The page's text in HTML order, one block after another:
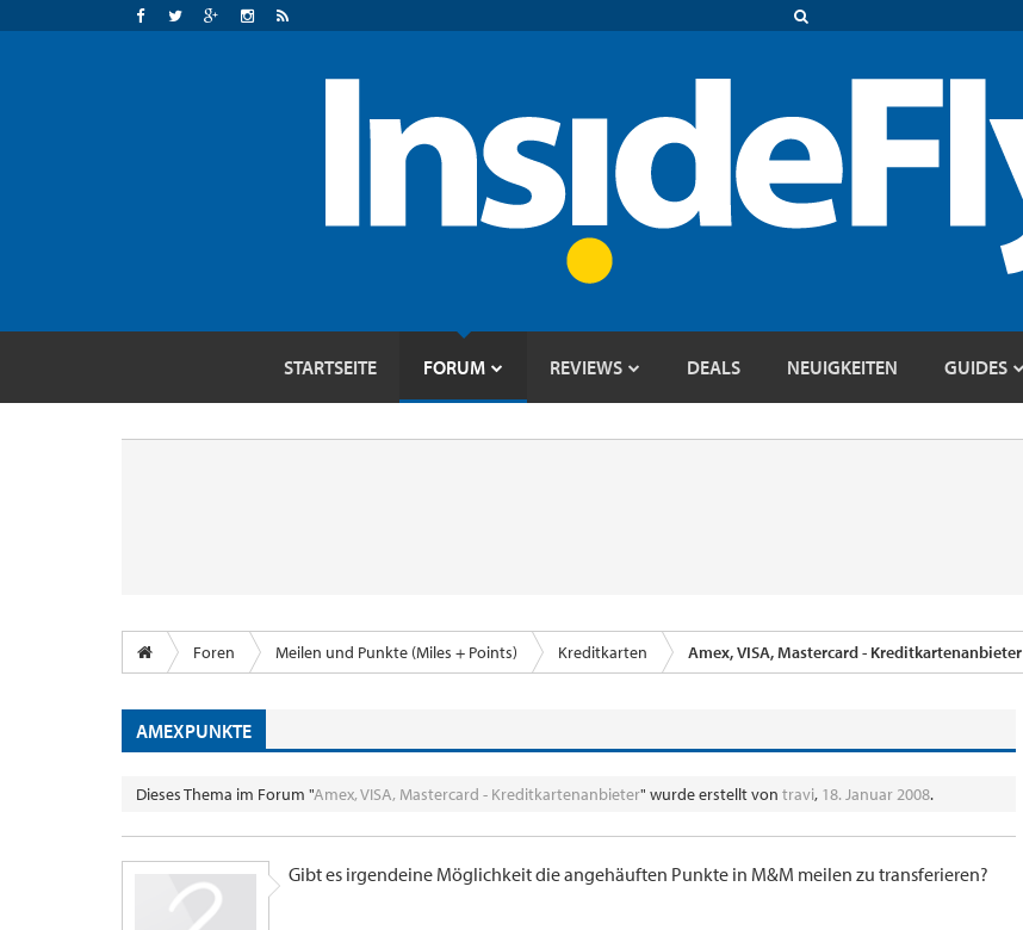
STARTSEITE FORUM REVIEWS DEALS NEUIGKEITEN GUIDES
Foren Meilen und Punkte (Miles + Points) Kreditkarten Amex, VISA, Mastercard - Kreditkartenanbieter
AMEXPUNKTE
Dieses Thema im Forum "Amex, VISA, Mastercard - Kreditkartenanbieter" wurde erstellt von travi, 18. Januar 2008.
Gibt es irgendeine Möglichkeit die angehäuften Punkte in M&M meilen zu transferieren?